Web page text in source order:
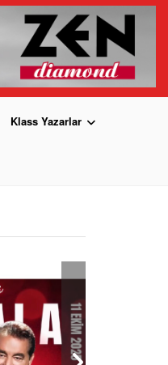
Klass Yazarlar